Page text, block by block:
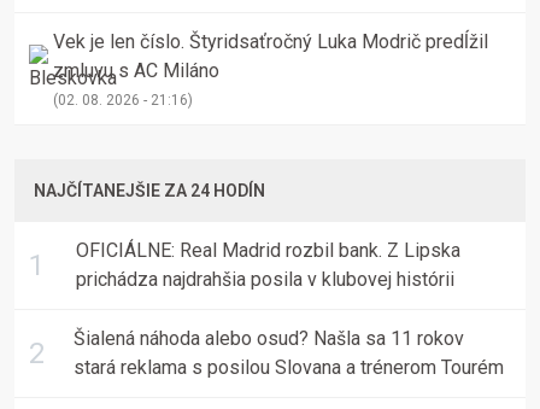
Vek je len číslo. Štyridsaťročný Luka Modrič predĺžil
zmluvu s AC Miláno
(02. 08. 2026 - 21:16)
NAJČÍTANEJŠIE ZA 24 HODÍN
OFICIÁLNE: Real Madrid rozbil bank. Z Lipska
prichádza najdrahšia posila v klubovej histórii
Šialená náhoda alebo osud? Našla sa 11 rokov
stará reklama s posilou Slovana a trénerom Tourém